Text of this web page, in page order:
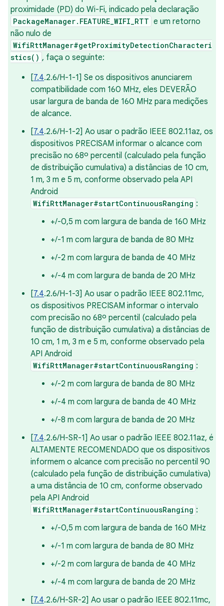
proximidade (PD) do Wi-Fi, indicado pela declaração
PackageManager.FEATURE_WIFI_RTT e um retorno
não nulo de
WifiRttManager#getProximityDetectionCharacteri
stics() , faça o seguinte:
[7.4.2.6/H-1-1] Se os dispositivos anunciarem
compatibilidade com 160 MHz, eles DEVERÃO
usar largura de banda de 160 MHz para medições
de alcance.
[7.4.2.6/H-1-2] Ao usar o padrão IEEE 802.11az, os
dispositivos PRECISAM informar o alcance com
precisão no 68º percentil (calculado pela função
de distribuição cumulativa) a distâncias de 10 cm,
1 m, 3 m e 5 m, conforme observado pela API
Android
WifiRttManager#startContinuousRanging :
+/-0,5 m com largura de banda de 160 MHz
+/-1 m com largura de banda de 80 MHz
+/-2 m com largura de banda de 40 MHz
+/-4 m com largura de banda de 20 MHz
[7.4.2.6/H-1-3] Ao usar o padrão IEEE 802.11mc,
os dispositivos PRECISAM informar o intervalo
com precisão no 68º percentil (calculado pela
função de distribuição cumulativa) a distâncias de
10 cm, 1 m, 3 m e 5 m, conforme observado pela
API Android
WifiRttManager#startContinuousRanging :
+/-2 m com largura de banda de 80 MHz
+/-4 m com largura de banda de 40 MHz
+/-8 m com largura de banda de 20 MHz
[7.4.2.6/H-SR-1] Ao usar o padrão IEEE 802.11az, é
ALTAMENTE RECOMENDADO que os dispositivos
informem o alcance com precisão no percentil 90
(calculado pela função de distribuição cumulativa)
a uma distância de 10 cm, conforme observado
pela API Android
WifiRttManager#startContinuousRanging :
+/-0,5 m com largura de banda de 160 MHz
+/-1 m com largura de banda de 80 MHz
+/-2 m com largura de banda de 40 MHz
+/-4 m com largura de banda de 20 MHz
[7.4.2.6/H-SR-2] Ao usar o padrão IEEE 802.11mc,